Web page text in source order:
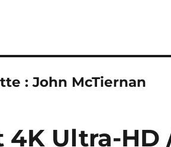
:John McTiernan
4K Ultra-